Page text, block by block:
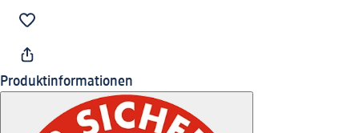
Produktinformationen